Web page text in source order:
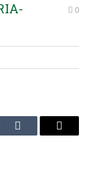
0
Tumblr
E-